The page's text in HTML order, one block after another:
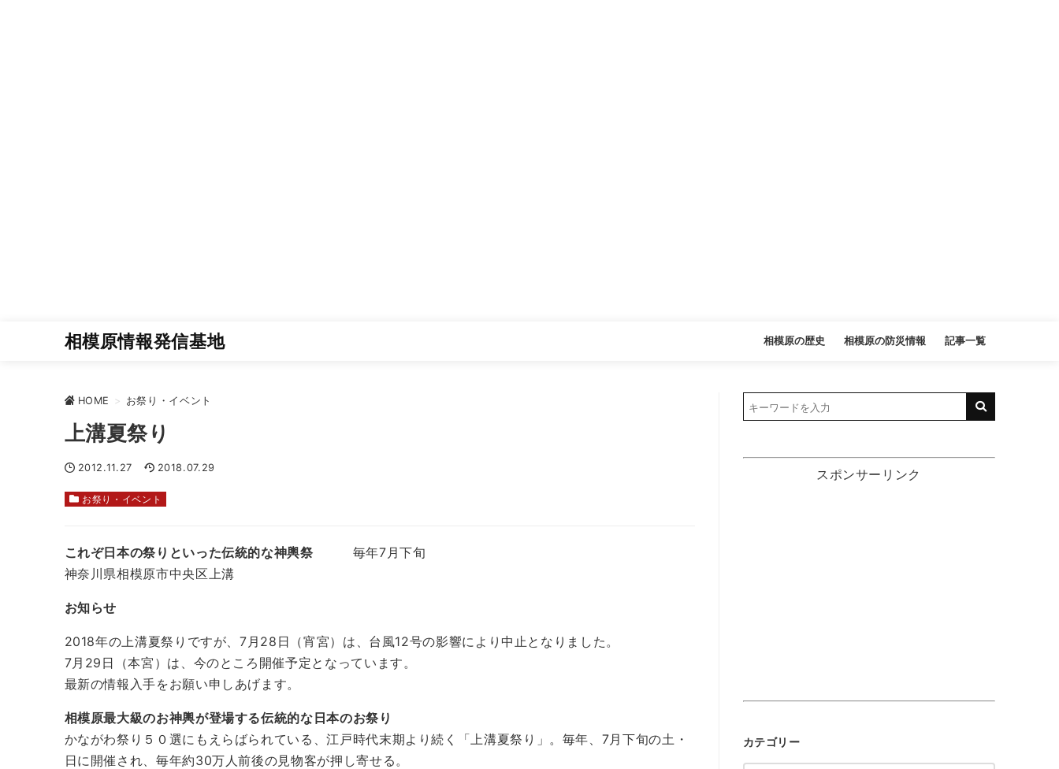
相模原情報発信基地 相模原の歴史 相模原の防災情報 記事一覧
HOME > お祭り・イベント
上溝夏祭り
2012.11.27 2018.07.29
お祭り・イベント
これぞ日本の祭りといった伝統的な神輿祭 毎年7月下旬
神奈川県相模原市中央区上溝
お知らせ
2018年の上溝夏祭りですが、7月28日（宵宮）は、台風12号の影響により中止となりました。
7月29日（本宮）は、今のところ開催予定となっています。
最新の情報入手をお願い申しあげます。
相模原最大級のお神輿が登場する伝統的な日本のお祭り
かながわ祭り５０選にもえらばられている、江戸時代末期より続く「上溝夏祭り」。毎年、7月下旬の土・
日に開催され、毎年約30万人前後の見物客が押し寄せる。
スポンサーリンク
カテゴリー